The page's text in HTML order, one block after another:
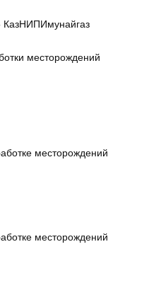
месторождений
месторождений
месторождений